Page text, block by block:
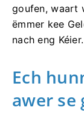
goufen, waart
ëmmer kee
nach eng Kéier.
Ech
awer se